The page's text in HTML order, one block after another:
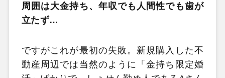
周囲は大金持ち、年収でも人間性でも歯が
立たず…
ですがこれが最初の失敗。新規購入した不
動産周辺では当然のように「金持ち限定婚